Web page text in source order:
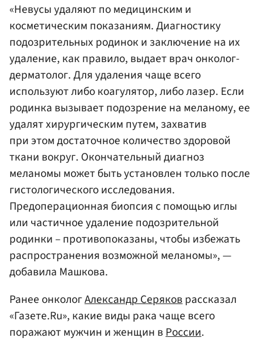
«Невусы удаляют по медицинским и
косметическим показаниям. Диагностику
подозрительных родинок и заключение на их
удаление, как правило, выдает врач онколог-
дерматолог. Для удаления чаще всего
используют либо коагулятор, либо лазер. Если
родинка вызывает подозрение на меланому, ее
удалят хирургическим путем, захватив
при этом достаточное количество здоровой
ткани вокруг. Окончательный диагноз
меланомы может быть установлен только после
гистологического исследования.
Предоперационная биопсия с помощью иглы
или частичное удаление подозрительной
родинки – противопоказаны, чтобы избежать
распространения возможной меланомы», —
добавила Машкова.
Ранее онкологАлександр Серяковрассказал
«Газете.Ru», какие виды рака чаще всего
поражают мужчин и женщин вРоссии.